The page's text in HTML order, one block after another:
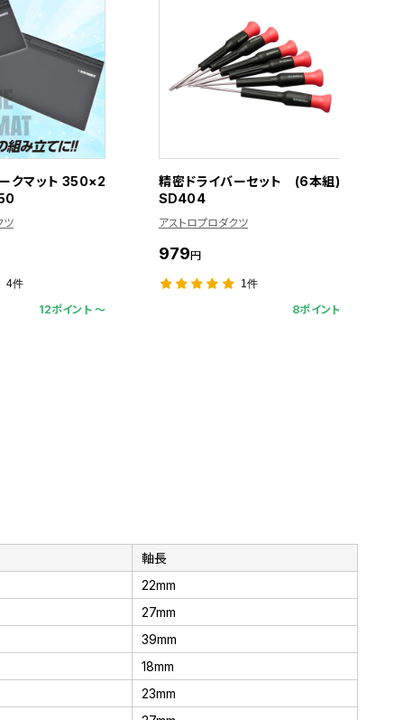
クマット 350×2
ツ
4件
12ポイント 〜
精密ドライバーセット (6本組)
SD404
アストロプロダクツ
979円
1件
8ポイント
軸長
22mm
27mm
39mm
18mm
23mm